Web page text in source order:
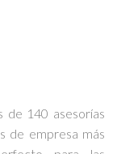
de 140 asesorías
de empresa más